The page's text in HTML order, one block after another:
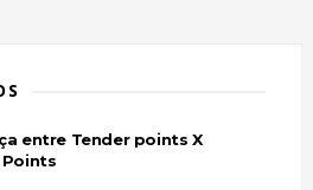
entre Tender points X